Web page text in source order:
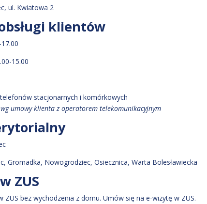
ul. Kwiatowa 2
klientów
15.00
stacjonarnych i komórkowych
umowy klienta z operatorem telekomunikacyjnym
, Gromadka, Nowogrodziec, Osiecznica, Warta Bolesławiecka
ZUS
ZUS bez wychodzenia z domu. Umów się na e-wizytę w ZUS.